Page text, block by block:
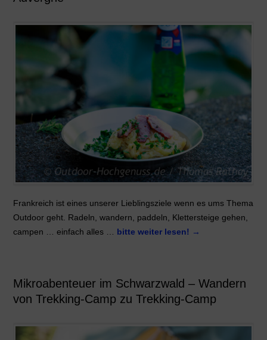
Frankreich ist eines unserer Lieblingsziele wenn es ums Thema
Outdoor geht. Radeln, wandern, paddeln, Klettersteige gehen,
campen … einfach alles … bitte weiter lesen! →
Mikroabenteuer im Schwarzwald – Wandern
von Trekking-Camp zu Trekking-Camp